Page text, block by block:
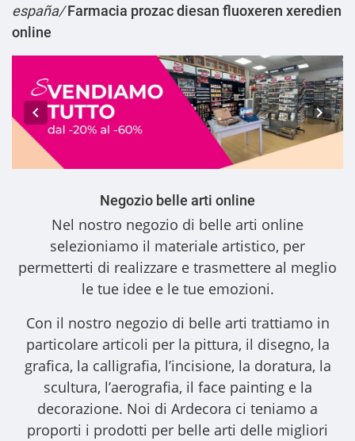
españa/ Farmacia prozac diesan fluoxeren xeredien
online
Negozio belle arti online
Nel nostro negozio di belle arti online
selezioniamo il materiale artistico, per
permetterti di realizzare e trasmettere al meglio
le tue idee e le tue emozioni.
Con il nostro negozio di belle arti trattiamo in
particolare articoli per la pittura, il disegno, la
grafica, la calligrafia, l’incisione, la doratura, la
scultura, l’aerografia, il face painting e la
decorazione. Noi di Ardecora ci teniamo a
proporti i prodotti per belle arti delle migliori